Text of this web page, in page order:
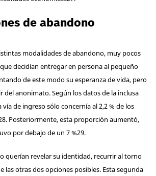
de abandono
modalidades de abandono, muy pocos
decidían entregar en persona al pequeño
de este modo su esperanza de vida, pero
del anonimato. Según los datos de la inclusa
de ingreso sólo concernía al 2,2 % de los
. Posteriormente, esta proporción aumentó,
por debajo de un 7 %29.
querían revelar su identidad, recurrir al torno
las otras dos opciones posibles. Esta segunda